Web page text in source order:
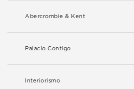
Abercrombie & Kent
Palacio Contigo
Interiorismo